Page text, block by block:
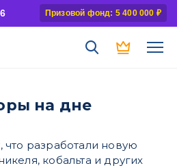
Призовой фонд: 5 400 000 ₽
на дне
что разработали новую
кобальта и других